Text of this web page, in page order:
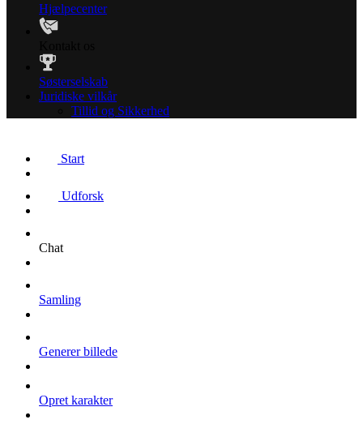
Hjælpecenter
Søsterselskab
Juridiske vilkår
Tillid og Sikkerhed
Start
Udforsk
Chat
Samling
Generer billede
Opret karakter